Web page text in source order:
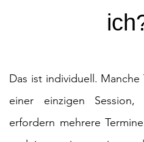
Das ist individuell.
einer einzigen Session,
erfordern mehrere